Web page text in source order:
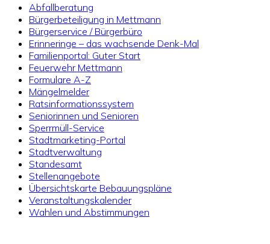
Abfallberatung
Bürgerbeteiligung in Mettmann
Bürgerservice / Bürgerbüro
Erinneringe – das wachsende Denk-Mal
Familienportal: Guter Start
Feuerwehr Mettmann
Formulare A-Z
Mängelmelder
Ratsinformationssystem
Seniorinnen und Senioren
Sperrmüll-Service
Stadtmarketing-Portal
Stadtverwaltung
Standesamt
Stellenangebote
Übersichtskarte Bebauungspläne
Veranstaltungskalender
Wahlen und Abstimmungen